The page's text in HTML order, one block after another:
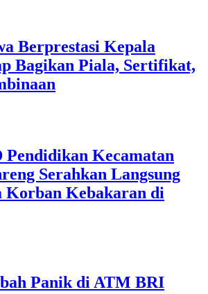
Berprestasi Kepala
Bagikan Piala, Sertifikat,
Kecamatan
Serahkan Langsung
Korban Kebakaran di
Panik di ATM BRI